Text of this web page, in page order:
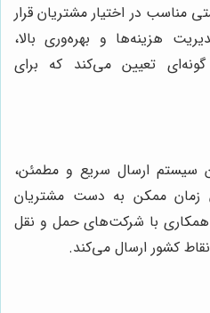
مناسب در اختیار مشتریان قرار
هزینه‌ها و بهره‌وری بالا،
تعیین می‌کند که برای
سیستم ارسال سریع و مطمئن،
زمان ممکن به دست مشتریان
با شرکت‌های حمل و نقل
کشور ارسال می‌کند.